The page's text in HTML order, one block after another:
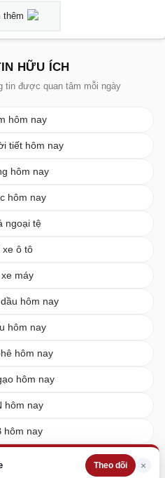
Theo dõi ×
thêm
HỮU ÍCH
tin được quan tâm mỗi ngày
hôm nay
tiết hôm nay
hôm nay
hôm nay
ngoại tệ
xe ô tô
máy
hôm nay
hôm nay
hôm nay
hôm nay
hôm nay
hôm nay